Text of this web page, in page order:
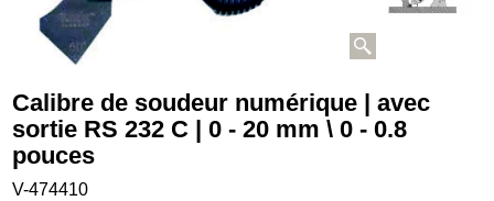
Calibre de soudeur numérique | avec
sortie RS 232 C | 0 - 20 mm \ 0 - 0.8
pouces
V-474410